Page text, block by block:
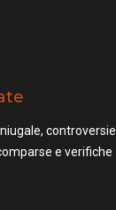
controversie
e verifiche